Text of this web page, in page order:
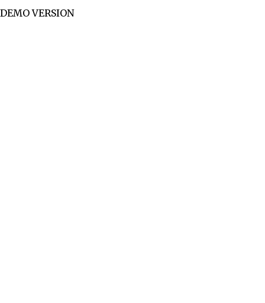
DEMO VERSION